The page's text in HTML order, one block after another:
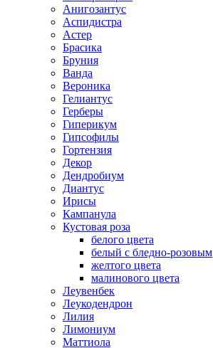
Анигозантус
Аспидистра
Астер
Брасика
Бруния
Ванда
Вероника
Гелиантус
Герберы
Гиперикум
Гипсофилы
Гортензия
Декор
Дендробиум
Диантус
Ирисы
Кампанула
Кустовая роза
белого цвета
белый с бледно-розовым
желтого цвета
малинового цвета
Леувенбек
Леукодендрон
Лилия
Лимониум
Маттиола